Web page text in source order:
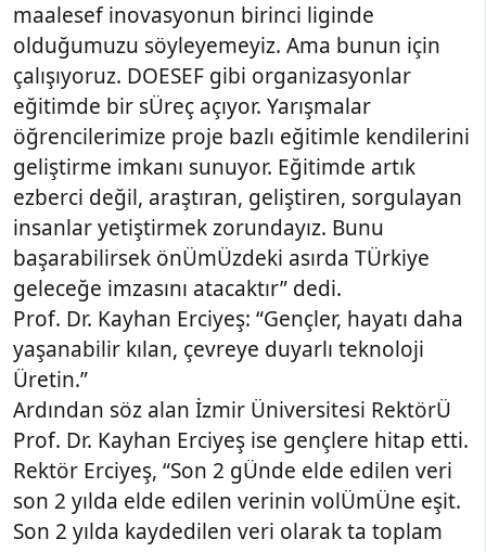
maalesef inovasyonun birinci liginde
olduğumuzu söyleyemeyiz. Ama bunun için
çalışıyoruz. DOESEF gibi organizasyonlar
eğitimde bir sÜreç açıyor. Yarışmalar
öğrencilerimize proje bazlı eğitimle kendilerini
geliştirme imkanı sunuyor. Eğitimde artık
ezberci değil, araştıran, geliştiren, sorgulayan
insanlar yetiştirmek zorundayız. Bunu
başarabilirsek önÜmÜzdeki asırda TÜrkiye
geleceğe imzasını atacaktır” dedi.
Prof. Dr. Kayhan Erciyeş: “Gençler, hayatı daha
yaşanabilir kılan, çevreye duyarlı teknoloji
Üretin.”
Ardından söz alan İzmir Üniversitesi RektörÜ
Prof. Dr. Kayhan Erciyeş ise gençlere hitap etti.
Rektör Erciyeş, “Son 2 gÜnde elde edilen veri
son 2 yılda elde edilen verinin volÜmÜne eşit.
Son 2 yılda kaydedilen veri olarak ta toplam